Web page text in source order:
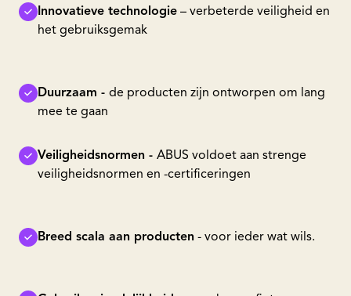
Innovatieve technologie – verbeterde veiligheid en
het gebruiksgemak
Duurzaam - de producten zijn ontworpen om lang
mee te gaan
Veiligheidsnormen - ABUS voldoet aan strenge
veiligheidsnormen en -certificeringen
Breed scala aan producten - voor ieder wat wils.